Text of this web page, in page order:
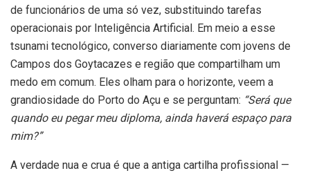
de funcionários de uma só vez, substituindo tarefas
operacionais por Inteligência Artificial. Em meio a esse
tsunami tecnológico, converso diariamente com jovens de
Campos dos Goytacazes e região que compartilham um
medo em comum. Eles olham para o horizonte, veem a
grandiosidade do Porto do Açu e se perguntam: “Será que
quando eu pegar meu diploma, ainda haverá espaço para
mim?”
A verdade nua e crua é que a antiga cartilha profissional —